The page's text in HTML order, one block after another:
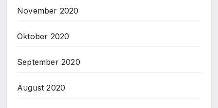
November 2020
Oktober 2020
September 2020
August 2020